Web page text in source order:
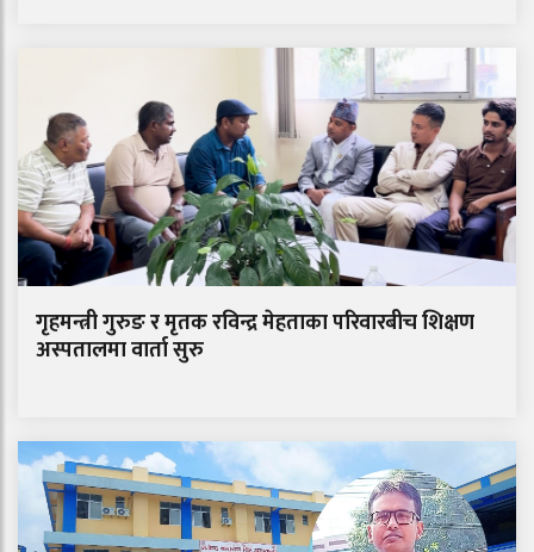
गृहमन्त्री गुरुङ र मृतक रविन्द्र मेहताका परिवारबीच शिक्षण
अस्पतालमा वार्ता सुरु